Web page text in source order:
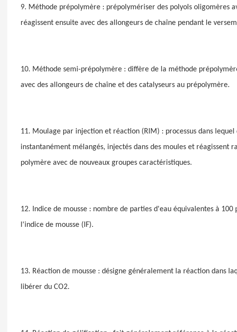
9. Méthode prépolymère : prépolymériser des polyols oligomères
réagissent ensuite avec des allongeurs de chaîne pendant le
10. Méthode semi-prépolymère : diffère de la méthode
avec des allongeurs de chaîne et des catalyseurs au prépolymère.
11. Moulage par injection et réaction (RIM) : processus dans
instantanément mélangés, injectés dans des moules et
polymère avec de nouveaux groupes caractéristiques.
12. Indice de mousse : nombre de parties d'eau équivalentes à
l'indice de mousse (IF).
13. Réaction de mousse : désigne généralement la réaction dans
libérer du CO2.